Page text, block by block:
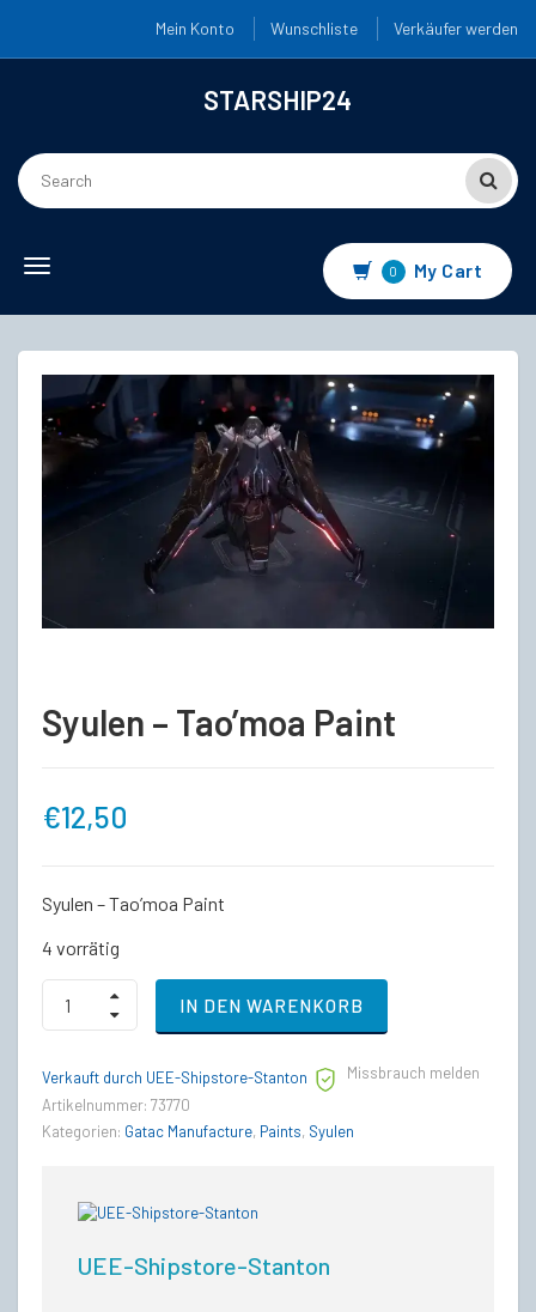
Mein Konto Wunschliste Verkäufer werden
STARSHIP24
Toggle
0 My Cart
Syulen – Tao’moa Paint
€12,50
Syulen – Tao’moa Paint
4 vorrätig
Syulen
Tao’moa
quantity
IN DEN WARENKORB
Verkauft durch UEE-Shipstore-Stanton
Missbrauch melden
Artikelnummer: 73770
Kategorien: Gatac Manufacture, Paints, Syulen
UEE-Shipstore-Stanton